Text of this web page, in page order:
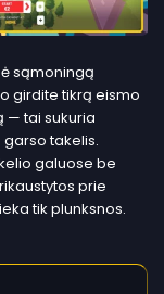
sąmoningą
girdite tikrą eismo
— tai sukuria
takelis.
galuose be
prie
tik plunksnos.